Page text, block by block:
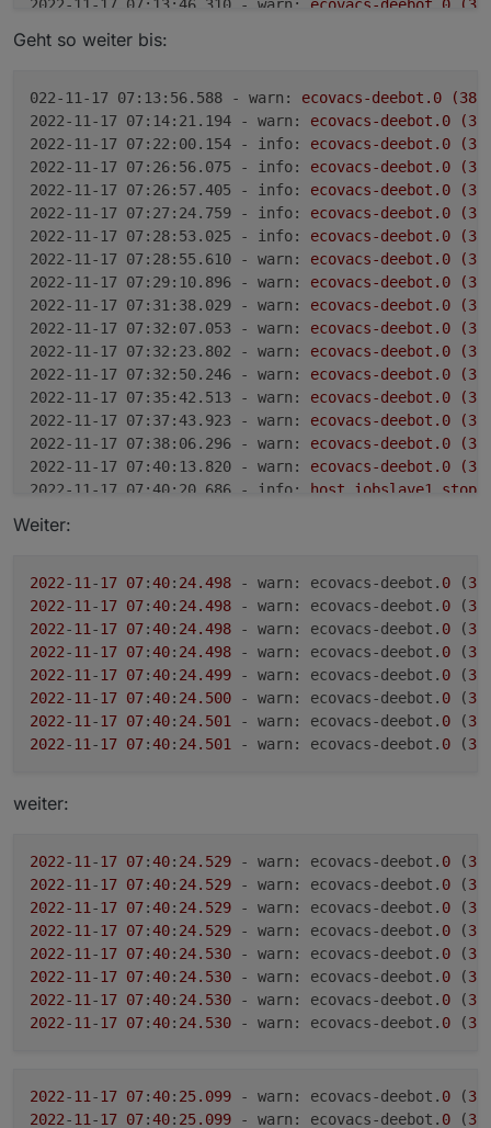
2022-11-17 07:13:46.310 - warn:
ecovacs-deebot.0
2022-11-17 07:13:47.598 - warn:
Geht so weiter bis:
022-11-17 07:13:56.588 - warn: ecovacs-deebot.0
2022-11-17 07:14:21.194 - warn:
ecovacs-deebot.0
2022-11-17 07:22:00.154 - info:
ecovacs-deebot.0
2022-11-17 07:26:56.075 - info:
ecovacs-deebot.0
2022-11-17 07:26:57.405 - info:
ecovacs-deebot.0
2022-11-17 07:27:24.759 - info:
ecovacs-deebot.0
2022-11-17 07:28:53.025 - info:
ecovacs-deebot.0
2022-11-17 07:28:55.610 - warn:
ecovacs-deebot.0
2022-11-17 07:29:10.896 - warn:
ecovacs-deebot.0
2022-11-17 07:31:38.029 - warn:
ecovacs-deebot.0
2022-11-17 07:32:07.053 - warn:
ecovacs-deebot.0
2022-11-17 07:32:23.802 - warn:
ecovacs-deebot.0
2022-11-17 07:32:50.246 - warn:
ecovacs-deebot.0
2022-11-17 07:35:42.513 - warn:
ecovacs-deebot.0
2022-11-17 07:37:43.923 - warn:
ecovacs-deebot.0
2022-11-17 07:38:06.296 - warn:
ecovacs-deebot.0
2022-11-17 07:40:13.820 - warn:
ecovacs-deebot.0
2022-11-17 07:40:20.686 - info:
host.iobslave1
2022-11-17 07:40:22.720 - info:
2022-11-17 07:40:22.722 - info:
ecovacs-deebot.0
2022-11-17 07:40:24.277 - info:
host.iobslave1
2022-11-17 07:40:24.295 - info:
ecovacs-deebot.0
2022-11-17 07:40:24.413 - warn:
ecovacs-deebot.0
2022-11-17 07:40:24.414 - warn:
ecovacs-deebot.0
2022-11-17 07:40:24.414 - warn:
ecovacs-deebot.0
2022-11-17 07:40:24.415 - warn:
ecovacs-deebot.0
2022-11-17 07:40:24.415 - warn:
ecovacs-deebot.0
Weiter:
2022-11 -17 07:40: 24.498 - warn: ecovacs-deebot. 0 (
2022-11 -17 07:40: 24.498 - warn: ecovacs-deebot. 0 (
2022-11 -17 07:40: 24.498 - warn: ecovacs-deebot. 0 (
2022-11 -17 07:40: 24.498 - warn: ecovacs-deebot. 0 (
2022-11 -17 07:40: 24.499 - warn: ecovacs-deebot. 0 (
2022-11 -17 07:40: 24.500 - warn: ecovacs-deebot. 0 (
2022-11 -17 07:40: 24.501 - warn: ecovacs-deebot. 0 (
2022-11 -17 07:40: 24.501 - warn: ecovacs-deebot. 0 (
weiter:
2022-11 -17 07:40: 24.529 - warn: ecovacs-deebot. 0 (
2022-11 -17 07:40: 24.529 - warn: ecovacs-deebot. 0 (
2022-11 -17 07:40: 24.529 - warn: ecovacs-deebot. 0 (
2022-11 -17 07:40: 24.529 - warn: ecovacs-deebot. 0 (
2022-11 -17 07:40: 24.530 - warn: ecovacs-deebot. 0 (
2022-11 -17 07:40: 24.530 - warn: ecovacs-deebot. 0 (
2022-11 -17 07:40: 24.530 - warn: ecovacs-deebot. 0 (
2022-11 -17 07:40: 24.530 - warn: ecovacs-deebot. 0 (
2022-11 -17 07:40: 25.099 - warn: ecovacs-deebot. 0 (
2022-11 -17 07:40: 25.099 - warn: ecovacs-deebot. 0 (